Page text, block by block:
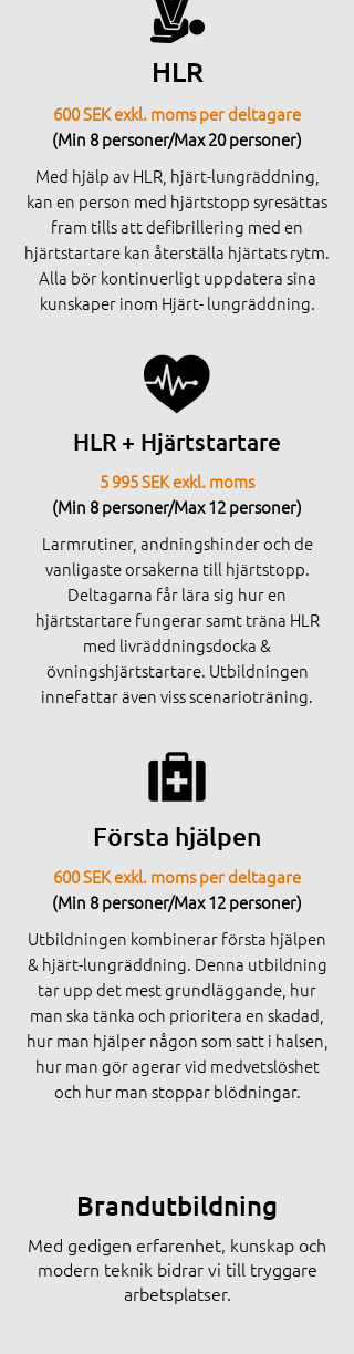
HLR
600 SEK exkl. moms per deltagare
(Min 8 personer/Max 20 personer)
Med hjälp av HLR, hjärt-lungräddning,
kan en person med hjärtstopp syresättas
fram tills att defibrillering med en
hjärtstartare kan återställa hjärtats rytm.
Alla bör kontinuerligt uppdatera sina
kunskaper inom Hjärt- lungräddning.
HLR + Hjärtstartare
5 995 SEK exkl. moms
(Min 8 personer/Max 12 personer)
Larmrutiner, andningshinder och de
vanligaste orsakerna till hjärtstopp.
Deltagarna får lära sig hur en
hjärtstartare fungerar samt träna HLR
med livräddningsdocka &
övningshjärtstartare. Utbildningen
innefattar även viss scenarioträning.
Första hjälpen
600 SEK exkl. moms per deltagare
(Min 8 personer/Max 12 personer)
Utbildningen kombinerar första hjälpen
& hjärt-lungräddning. Denna utbildning
tar upp det mest grundläggande, hur
man ska tänka och prioritera en skadad,
hur man hjälper någon som satt i halsen,
hur man gör agerar vid medvetslöshet
och hur man stoppar blödningar.
Brandutbildning
Med gedigen erfarenhet, kunskap och
modern teknik bidrar vi till tryggare
arbetsplatser.